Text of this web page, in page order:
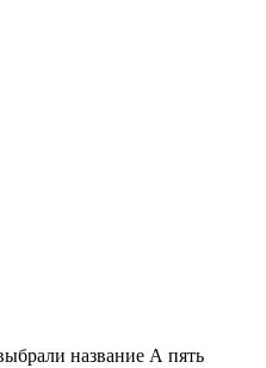
название А пять